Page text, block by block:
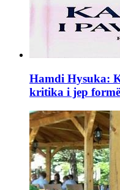
Hamdi Hysuka:
kritika i jep